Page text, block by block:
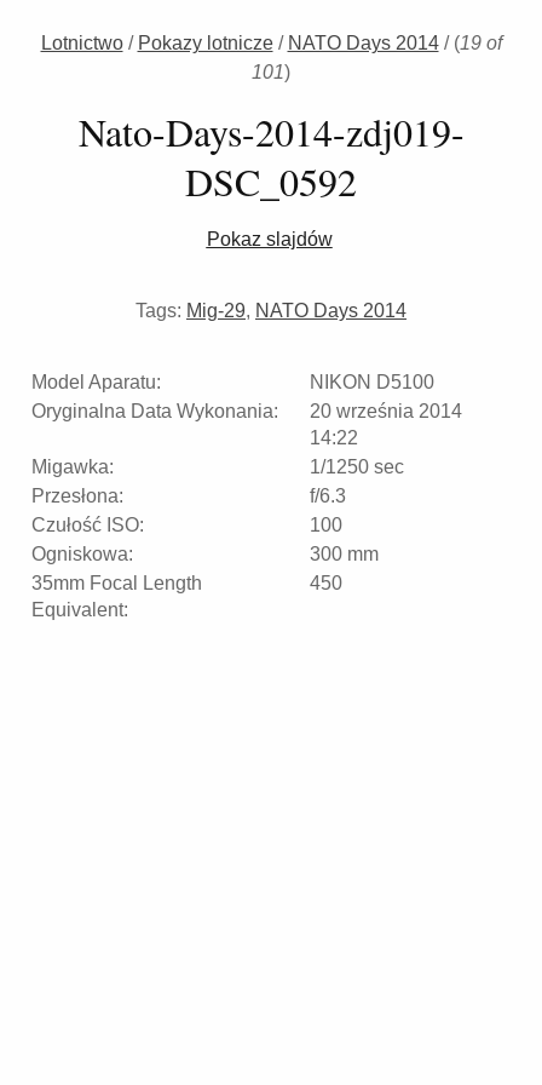
Lotnictwo/ Pokazy lotnicze/ NATO Days 2014/ (19 of
101)
Nato-Days-2014-zdj019-
DSC_0592
Pokaz slajdów
Tags: Mig-29, NATO Days 2014
Model Aparatu:
NIKON D5100
Oryginalna Data Wykonania:
20 września 2014
14:22
Migawka:
1/1250 sec
Przesłona:
f/6.3
Czułość ISO:
100
Ogniskowa:
300 mm
35mm Focal Length
Equivalent:
450